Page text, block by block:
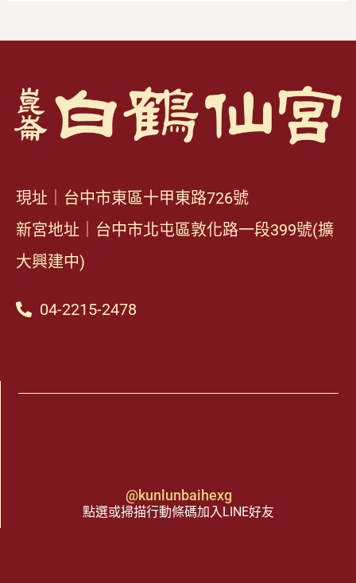
現址｜台中市東區十甲東路726號
新宮地址｜台中市北屯區敦化路一段399號(擴
大興建中)
04-2215-2478
@kunlunbaihexg
點選或掃描行動條碼加入LINE好友